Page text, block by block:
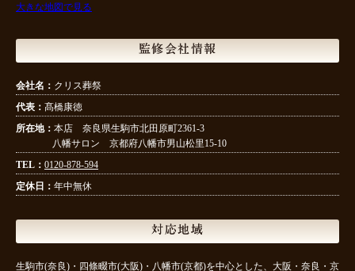
大きな地図で見る
監修会社情報
会社名： クリス葬祭
代表： 髙橋康徳
所在地： 本店 奈良県生駒市北田原町2361-3
八幡サロン 京都府八幡市男山松里15-10
TEL： 0120-878-594
定休日： 年中無休
対応地域
生駒市(奈良)・四條畷市(大阪)・八幡市(京都)を中心とした、大阪・奈良・京